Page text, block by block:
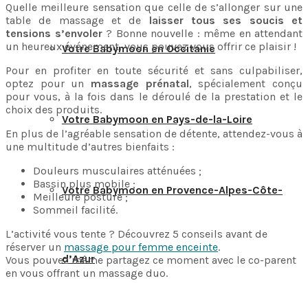
Votre Babymoon en Occitanie
Votre Babymoon en Pays-de-la-Loire
Votre Babymoon en Provence-Alpes-Côte-
d’Azur
Quelle meilleure sensation que celle de s’allonger sur une
table de massage et de laisser tous ses soucis et
tensions s’envoler? Bonne nouvelle : même en attendant
un heureux événement, vous pouvez vous offrir ce plaisir !
Pour en profiter en toute sécurité et sans culpabiliser,
optez pour un massage prénatal, spécialement conçu
pour vous, à la fois dans le déroulé de la prestation et le
choix des produits.
En plus de l’agréable sensation de détente, attendez-vous à
une multitude d’autres bienfaits :
Douleurs musculaires atténuées ;
Bassin plus mobile ;
Meilleure posture ;
Sommeil facilité.
L’activité vous tente ? Découvrez 5 conseils avant de
réserver un massage pour femme enceinte.
Vous pouvez même partagez ce moment avec le co-parent
en vous offrant un massage duo.